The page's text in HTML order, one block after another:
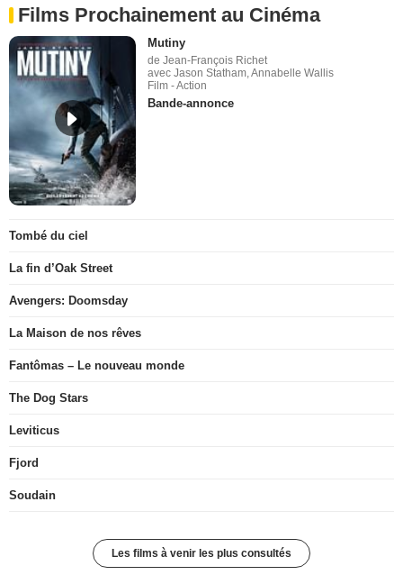
Films Prochainement au Cinéma
Mutiny
de Jean-François Richet
avec Jason Statham, Annabelle Wallis
Film - Action
Bande-annonce
Tombé du ciel
La fin d’Oak Street
Avengers: Doomsday
La Maison de nos rêves
Fantômas – Le nouveau monde
The Dog Stars
Leviticus
Fjord
Soudain
Les films à venir les plus consultés